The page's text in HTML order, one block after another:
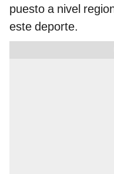
puesto a nivel
este deporte.